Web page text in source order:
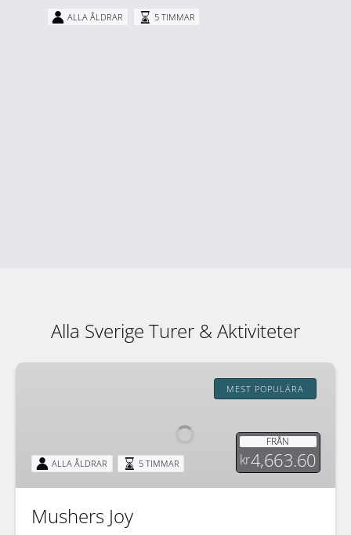
ALLA ÅLDRAR 5 TIMMAR
Alla Sverige Turer & Aktiviteter
Mushers
MEST POPULÄRA
FRÅN
kr4,663.60
ALLA ÅLDRAR 5 TIMMAR
Mushers Joy